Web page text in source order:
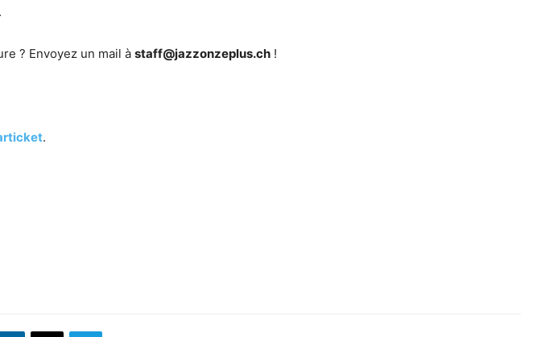
? Envoyez un mail à staff@jazzonzeplus.ch !
.